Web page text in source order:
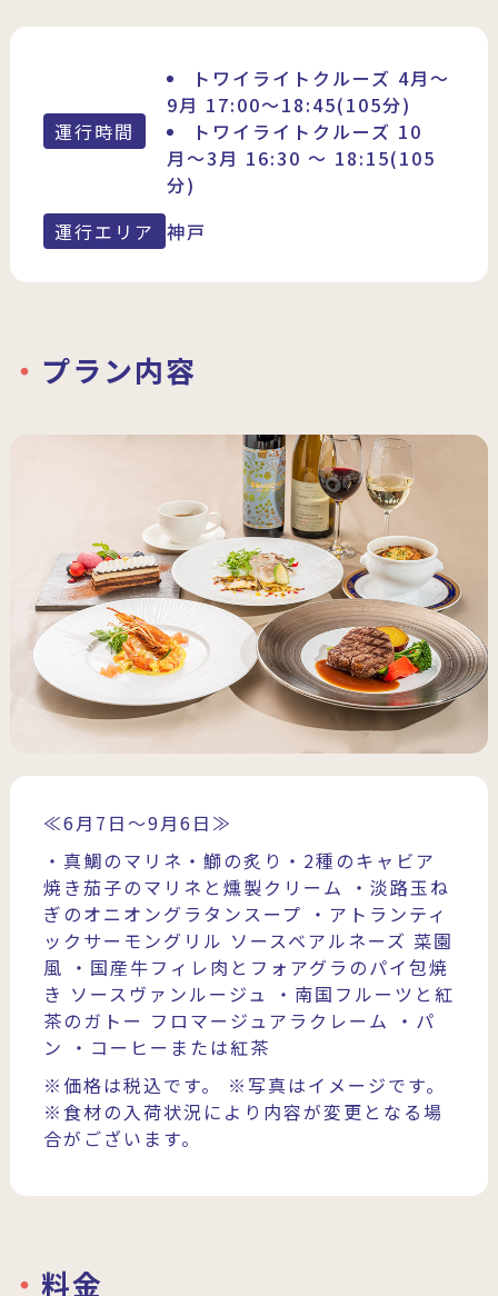
運行時間
トワイライトクルーズ 4月〜
9月 17:00〜18:45(105分)
トワイライトクルーズ 10
月〜3月 16:30 ～ 18:15(105
分)
運行エリア 神戸
プラン内容
≪6月7日～9月6日≫
・真鯛のマリネ・鰤の炙り・2種のキャビア
焼き茄子のマリネと燻製クリーム
・淡路玉ね
ぎのオニオングラタンスープ ・アトランティ
ックサーモングリル ソースベアルネーズ 菜園
風 ・国産牛フィレ肉とフォアグラのパイ包焼
き ソースヴァンルージュ
・南国フルーツと紅
茶のガトー フロマージュアラクレーム
・パ
ン
・コーヒーまたは紅茶
※価格は税込です。
※写真はイメージです。
※食材の入荷状況により内容が変更となる場
合がございます。
料金